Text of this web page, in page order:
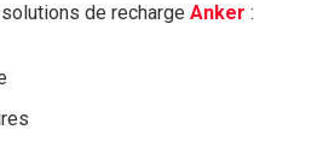
de recharge Anker :